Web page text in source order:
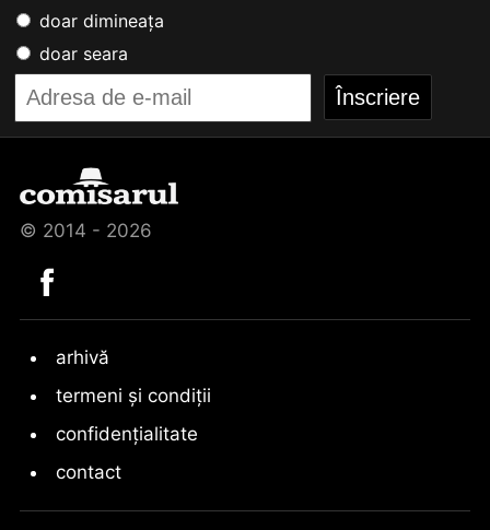
doar dimineața
doar seara
© 2014 - 2026
arhivă
termeni și condiții
confidențialitate
contact